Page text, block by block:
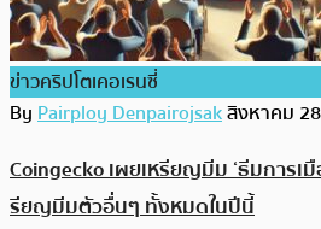
ข่าวคริปโตเคอเรนซี่
ByPairploy Denpairojsakสิงหาคม
Coingecko เผยเหรียญมีม ‘ธีมการเ
รียญมีมตัวอื่นๆ ทั้งหมดในปีนี้